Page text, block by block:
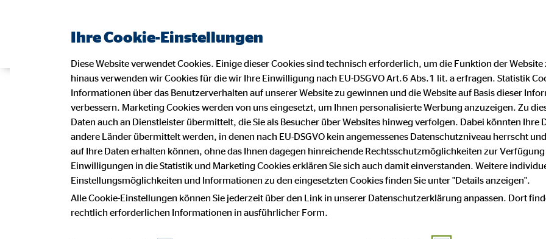
Anmeldung Hanse-Merkur
CNummer.de
Ihre Cookie-Einstellungen
Diese Website verwendet Cookies. Einige dieser Cookies sind technisch erforderlich, um die Funktion der
hinaus verwenden wir Cookies für die wir Ihre Einwilligung nach EU-DSGVO Art.6 Abs.1 lit. a erfragen. Statistik
Informationen über das Benutzerverhalten auf unserer Website zu gewinnen und die Website auf Basis dieser
verbessern. Marketing Cookies werden von uns eingesetzt, um Ihnen personalisierte Werbung anzuzeigen. Zu
Daten auch an Dienstleister übermittelt, die Sie als Besucher über Websites hinweg verfolgen. Dabei könnten Ihre
andere Länder übermittelt werden, in denen nach EU-DSGVO kein angemessenes Datenschutzniveau herrscht
auf Ihre Daten erhalten können, ohne das Ihnen dagegen hinreichende Rechtsschutzmöglichkeiten zur
Einwilligungen in die Statistik und Marketing Cookies erklären Sie sich auch damit einverstanden. Weitere
Einstellungsmöglichkeiten und Informationen zu den eingesetzten Cookies finden Sie unter "Details anzeigen".
Alle Cookie-Einstellungen können Sie jederzeit über den Link in unserer Datenschutzerklärung anpassen. Dort
rechtlich erforderlichen Informationen in ausführlicher Form.